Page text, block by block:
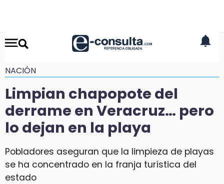
NACIÓN
Limpian chapopote del
derrame en Veracruz… pero
lo dejan en la playa
Pobladores aseguran que la limpieza de playas
se ha concentrado en la franja turística del
estado